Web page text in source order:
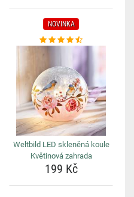
NOVINKA
Weltbild LED skleněná koule
Květinová zahrada
199 Kč